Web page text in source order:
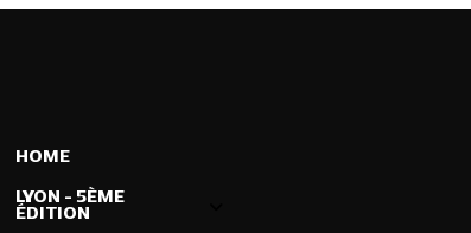
HOME
LYON – 5ÈME
ÉDITION